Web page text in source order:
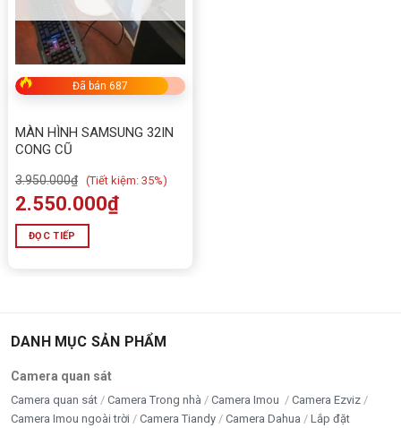
Đã bán 687
MÀN HÌNH SAMSUNG 32IN
CONG CŨ
3.950.000₫ (Tiết kiệm: 35%)
2.550.000₫
ĐỌC TIẾP
DANH MỤC SẢN PHẨM
Camera quan sát
Camera quan sát Camera Trong nhà Camera Imou
Camera Ezviz
Camera Imou ngoài trời
Camera Tiandy Camera Dahua
Lắp đặt